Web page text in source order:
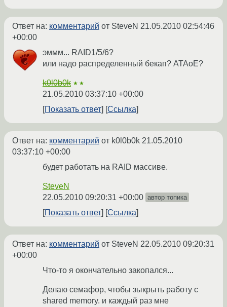
Ответ на: комментарий от SteveN 21.05.2010 02:54:46
+00:00
эммм... RAID1/5/6?
или надо распределенный бекап? ATAoE?
k0l0b0k ★★
21.05.2010 03:37:10 +00:00
Показать ответ
Ссылка
Ответ на: комментарий от k0l0b0k 21.05.2010
03:37:10 +00:00
будет работать на RAID массиве.
SteveN
22.05.2010 09:20:31 +00:00 автор топика
Показать ответ Ссылка
Ответ на: комментарий от SteveN 22.05.2010 09:20:31
+00:00
Что-то я окончательно закопался...
Делаю семафор, чтобы зыкрыть работу с
shared memory. и каждый раз мне